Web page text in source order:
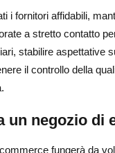
i fornitori affidabili,
a stretto contatto
stabilire aspettative
il controllo della
un negozio di
fungerà da